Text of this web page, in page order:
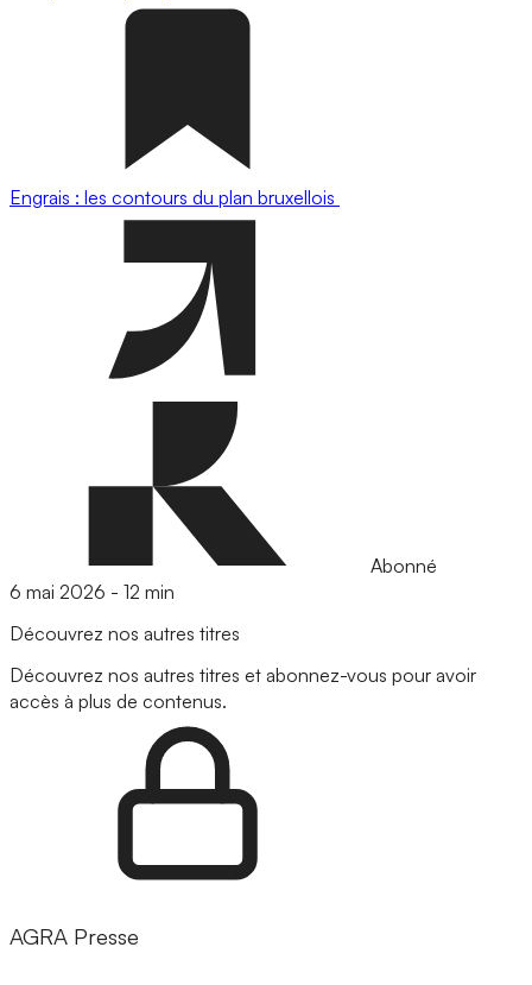
Engrais : les contours du plan bruxellois
Abonné
6 mai 2026 - 12 min
Découvrez nos autres titres
Découvrez nos autres titres et abonnez-vous pour avoir
accès à plus de contenus.
AGRA Presse